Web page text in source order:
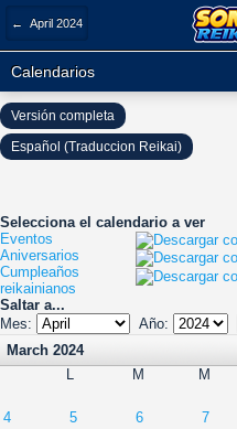
← April 2024
Calendarios
Selecciona el calendario a ver
Eventos
Aniversarios
Cumpleaños
reikainianos
Saltar a...
Mes:
Año:
March 2024
L
M M
4
5 6 7
Versión completa
Español (Traduccion Reikai)